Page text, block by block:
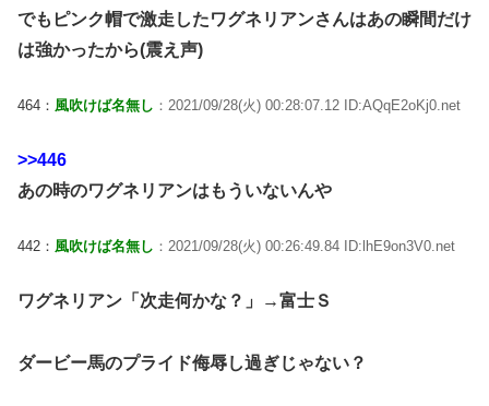
でもピンク帽で激走したワグネリアンさんはあの瞬間だけ
は強かったから(震え声)
464： 風吹けば名無し ：2021/09/28(火) 00:28:07.12 ID:AQqE2oKj0.net
>>446
あの時のワグネリアンはもういないんや
442： 風吹けば名無し ：2021/09/28(火) 00:26:49.84 ID:lhE9on3V0.net
ワグネリアン「次走何かな？」→富士Ｓ
ダービー馬のプライド侮辱し過ぎじゃない？